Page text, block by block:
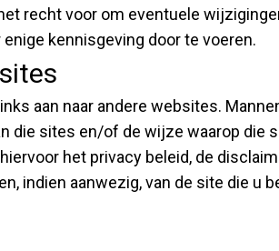
recht voor om eventuele
kennisgeving door te voeren.
aan naar andere websites.
die sites en/of de wijze waarop die
het privacy beleid, de
indien aanwezig, van de site die u